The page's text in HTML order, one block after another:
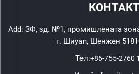
Add: 3Ф, зд. №1, промишлената
г. Шиyan, Шенжен
Тел:+86-755-2760